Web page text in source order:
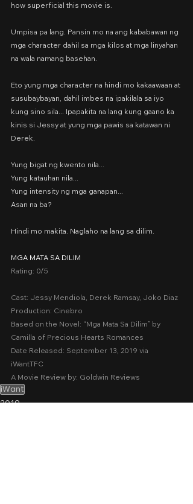
how superficial this movie is.
Umpisa pa lang. Pansin mo na ang kababawan ng
mga character dahil sa mga kilos at mga linyahan
na wala namang basehan.
Eto yung mga character na hindi mo kakaawaan at
susubaybayan, dahil imbes na ipakilala sa iyo
kung sino sila... Ipapakita na lang kung gaano ka
kinis si Jessy at yung mga pawis sa katawan ni
Derek.
Yung bigat ng kwento nila...
Yung katauhan nila...
Yung intensity ng mga ganapan...
Asan na ba?
Hindi mo makita. Naglaho na lang sa dilim.
MGA MATA SA DILIM
Rating: 0/5
Cast: Jessy Mendiola, Derek Ramsay, Joko Diaz
Production: Cinebro
Based on the Novel: “Mga Mata Sa Dilim” by
Camilla of Precious Hearts Romances
Date Released: September 13, 2019 via
iWantTFC
A Movie Review by: Goldwin Reviews
iWant
2019